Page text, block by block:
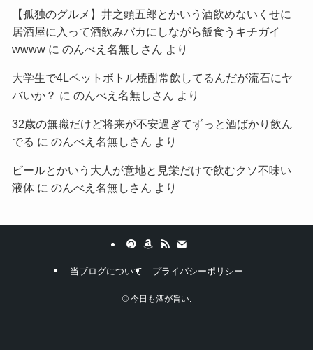
【孤独のグルメ】井之頭五郎とかいう酒飲めないくせに
居酒屋に入って酒飲みバカにしながら飯食うキチガイ
wwwwに のんべえ名無しさん より
大学生で4Lペットボトル焼酎常飲してるんだが流石にヤ
バいか？ に のんべえ名無しさん より
32歳の無職だけど将来が不安過ぎてずっと酒ばかり飲ん
でる に のんべえ名無しさん より
ビールとかいう大人が意地と見栄だけで飲むクソ不味い
液体 に のんべえ名無しさん より
当ブログについて プライバシーポリシー
©今日も酒が旨い.